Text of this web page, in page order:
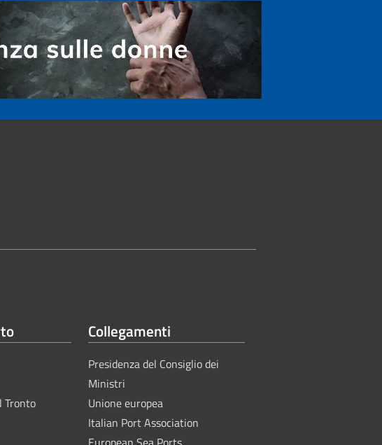
Tronto
Collegamenti
Presidenza del Consiglio dei
Ministri
Unione europea
Italian Port Association